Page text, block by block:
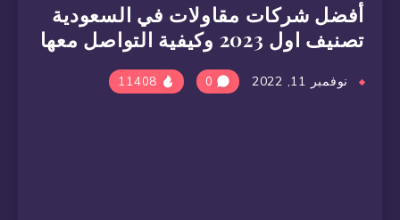
أفضل شركات مقاولات في السعودية
تصنيف اول 2023 وكيفية التواصل معها
نوفمبر 11, 2022 0